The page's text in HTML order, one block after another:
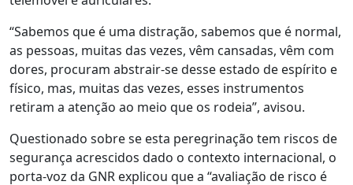
“Sabemos que é uma distração, sabemos que é normal,
as pessoas, muitas das vezes, vêm cansadas, vêm com
dores, procuram abstrair-se desse estado de espírito e
físico, mas, muitas das vezes, esses instrumentos
retiram a atenção ao meio que os rodeia”, avisou.
Questionado sobre se esta peregrinação tem riscos de
segurança acrescidos dado o contexto internacional, o
porta-voz da GNR explicou que a “avaliação de risco é